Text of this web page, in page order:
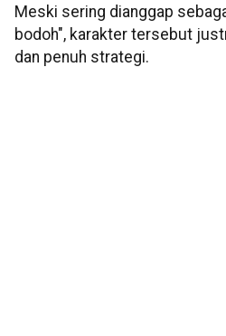
Meski sering dianggap
bodoh", karakter tersebut
dan penuh strategi.